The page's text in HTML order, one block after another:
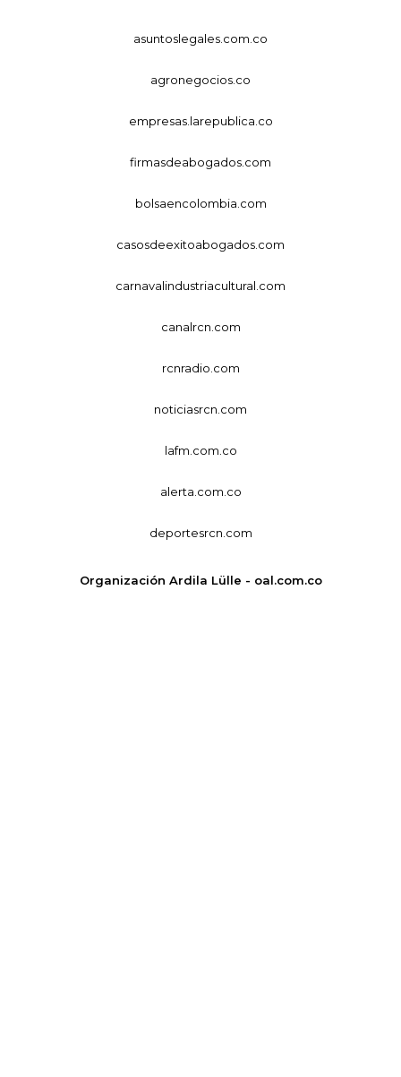
asuntoslegales.com.co
agronegocios.co
empresas.larepublica.co
firmasdeabogados.com
bolsaencolombia.com
casosdeexitoabogados.com
carnavalindustriacultural.com
canalrcn.com
rcnradio.com
noticiasrcn.com
lafm.com.co
alerta.com.co
deportesrcn.com
Organización Ardila Lülle - oal.com.co